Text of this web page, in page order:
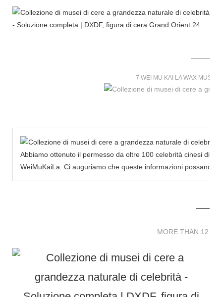
7 WEI MU KAI LA WAX
Abbiamo ottenuto il permesso da oltre 100 celebrità cinesi di
WeiMuKaiLa. Ci auguriamo che queste informazioni possano
MORE THAN 12